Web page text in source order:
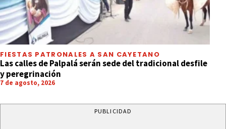
FIESTAS PATRONALES A SAN CAYETANO
Las calles de Palpalá serán sede del tradicional desfile
y peregrinación
7 de agosto, 2026
PUBLICIDAD